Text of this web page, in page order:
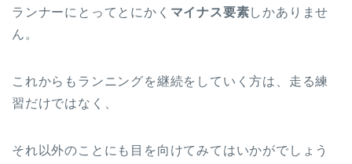
ランナーにとってとにかく マイナス要素しかありませ
ん。
これからもランニングを継続をしていく方は、走る練
習だけではなく、
それ以外のことにも目を向けてみてはいかがでしょう